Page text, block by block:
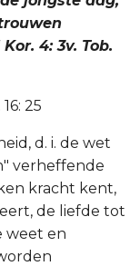
4: 3v. Tob.
25
d. i. de wet
verheffende
kracht kent,
de liefde tot
weet en